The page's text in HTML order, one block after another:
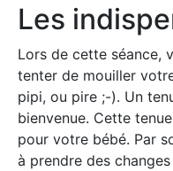
Les
Lors de cette séance,
tenter de mouiller
pipi, ou pire ;-). Un
bienvenue. Cette
pour votre bébé. Par
à prendre des